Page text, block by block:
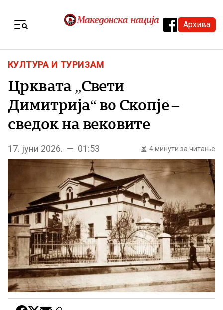
Архива
КУЛТУРА И ТУРИЗАМ
Црквата „Свети
Димитрија“ во Скопје –
сведок на вековите
17. јуни 2026. — 01:53 4 минути за читање